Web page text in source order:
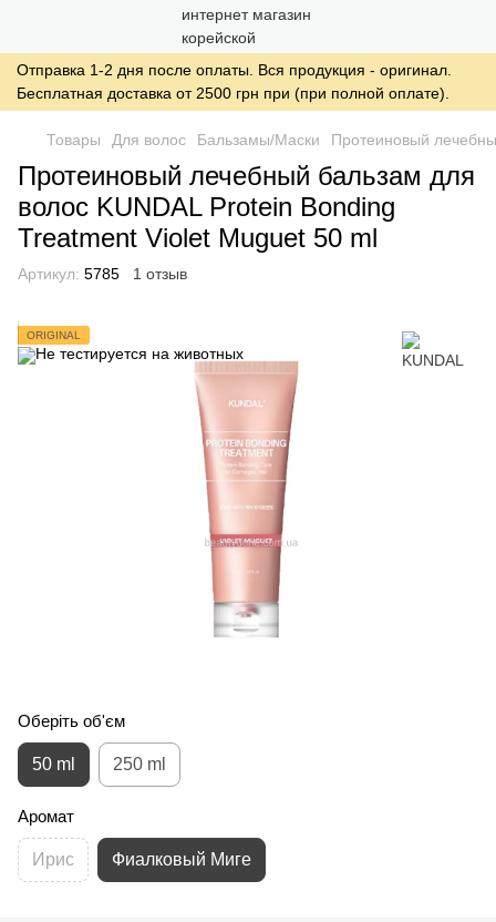
Отправка 1-2 дня после оплаты. Вся продукция - оригинал.
Бесплатная доставка от 2500 грн при (при полной оплате).
Товары Для волос Бальзамы/Маски Протеиновый
Протеиновый лечебный бальзам для
волос KUNDAL Protein Bonding
Treatment Violet Muguet 50 ml
Артикул: 5785 1 отзыв
ORIGINAL
Оберіть об'єм
50 ml 250 ml
Аромат
Ирис Фиалковый Миге